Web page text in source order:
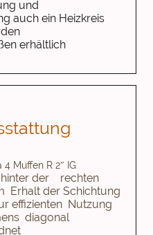
und
auch ein Heizkreis
erhältlich
4 Muffen R 2″ IG
hinter der rechten
Erhalt der Schichtung
effizienten Nutzung
diagonal